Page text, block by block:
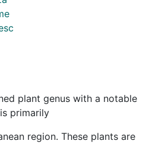
plant genus with a notable
primarily
region. These plants are